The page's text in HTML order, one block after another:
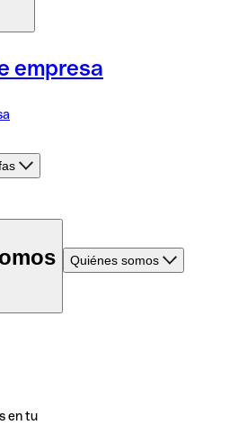
empresa
Quiénes somos
en tu